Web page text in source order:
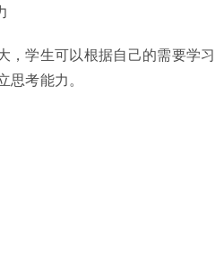
，学生可以根据自己的需要学
思考能力。